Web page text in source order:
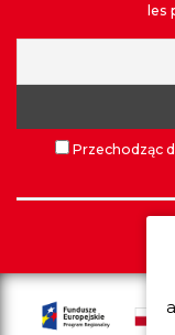
les
Przechodząc